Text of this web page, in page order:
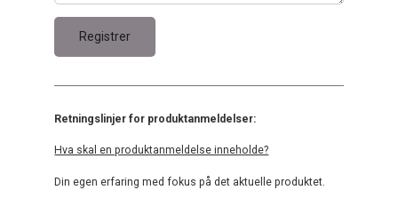
Retningslinjer for produktanmeldelser:
Hva skal en produktanmeldelse inneholde?
Din egen erfaring med fokus på det aktuelle produktet.